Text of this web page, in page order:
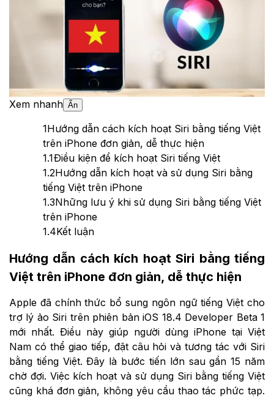
Xem nhanh Ẩn
1Hướng dẫn cách kích hoạt Siri bằng tiếng Việt
trên iPhone đơn giản, dễ thực hiện
1.1Điều kiện để kích hoạt Siri tiếng Việt
1.2Hướng dẫn kích hoạt và sử dụng Siri bằng
tiếng Việt trên iPhone
1.3Những lưu ý khi sử dụng Siri bằng tiếng Việt
trên iPhone
1.4Kết luận
Hướng dẫn cách kích hoạt Siri bằng tiếng
Việt trên iPhone đơn giản, dễ thực hiện
Apple đã chính thức bổ sung ngôn ngữ tiếng Việt cho
trợ lý ảo Siri trên phiên bản iOS 18.4 Developer Beta 1
mới nhất. Điều này giúp người dùng iPhone tại Việt
Nam có thể giao tiếp, đặt câu hỏi và tương tác với Siri
bằng tiếng Việt. Đây là bước tiến lớn sau gần 15 năm
chờ đợi. Việc kích hoạt và sử dụng Siri bằng tiếng Việt
cũng khá đơn giản, không yêu cầu thao tác phức tạp.